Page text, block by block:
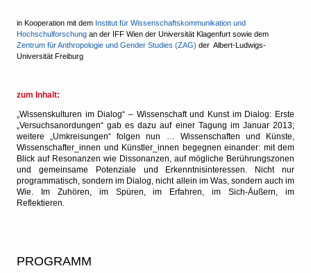
in Kooperation mit dem Institut für Wissenschaftskommunikation und
Hochschulforschung an der IFF Wien der Universität Klagenfurt sowie dem
Zentrum für Anthropologie und Gender Studies (ZAG) der Albert-Ludwigs-
Universität Freiburg
zum Inhalt:
„Wissenskulturen im Dialog“ – Wissenschaft und Kunst im Dialog: Erste
„Versuchsanordungen“ gab es dazu auf einer Tagung im Januar 2013;
weitere „Umkreisungen“ folgen nun … Wissenschaften und Künste,
Wissenschafter_innen und Künstler_innen begegnen einander: mit dem
Blick auf Resonanzen wie Dissonanzen, auf mögliche Berührungszonen
und gemeinsame Potenziale und Erkenntnisinteressen. Nicht nur
programmatisch, sondern im Dialog, nicht allein im Was, sondern auch im
Wie. Im Zuhören, im Spüren, im Erfahren, im Sich-Äußern, im
Reflektieren.
PROGRAMM